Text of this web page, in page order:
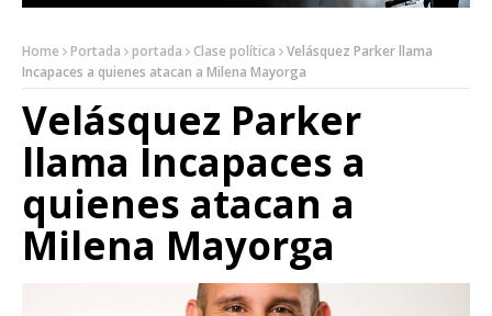
Home Portada portada Clase política
Velásquez Parker llama
Incapaces a quienes atacan a Milena Mayorga
Velásquez Parker
llama Incapaces a
quienes atacan a
Milena Mayorga